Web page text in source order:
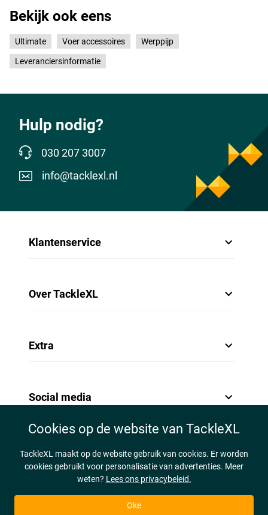
Bekijk ook eens
Ultimate Voer accessoires Werppijp
Leveranciersinformatie
Hulp nodig?
030 207 3007
info@tacklexl.nl
Klantenservice
Over TackleXL
Extra
Social media
Cookies op de website van TackleXL
TackleXL maakt op de website gebruik van cookies. Er worden
cookies gebruikt voor personalisatie van advertenties. Meer
weten? Lees ons privacybeleid.
Oke